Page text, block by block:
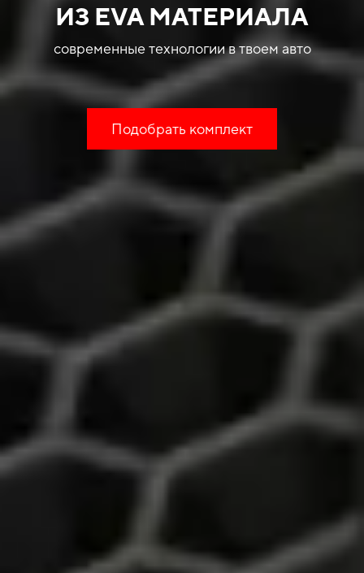
ИЗ EVA МАТЕРИАЛА
современные технологии в твоем авто
Подобрать комплект